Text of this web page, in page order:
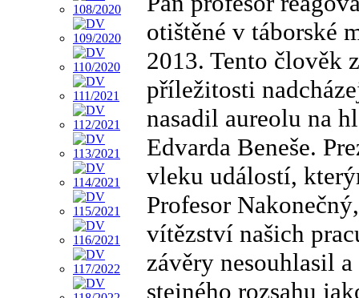
otištěné v táborské
2013. Tento člověk
příležitosti
nasadil aureolu na
Edvarda Beneše.
vleku událostí,
Profesor
vítězství našich
závěry nesouhlasil
stejného rozsahu